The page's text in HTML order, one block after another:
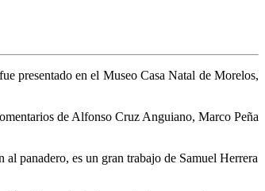
presentado en el Museo Casa Natal de Morelos,
de Alfonso Cruz Anguiano, Marco Peña
panadero, es un gran trabajo de Samuel Herrera